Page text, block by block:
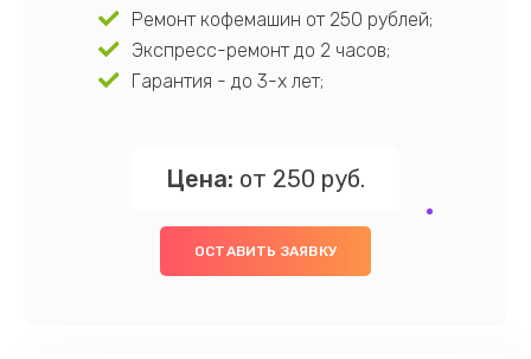
Ремонт кофемашин от 250 рублей;
Экспресс-ремонт до 2 часов;
Гарантия - до 3-х лет;
Цена: от 250 руб.
ОСТАВИТЬ ЗАЯВКУ